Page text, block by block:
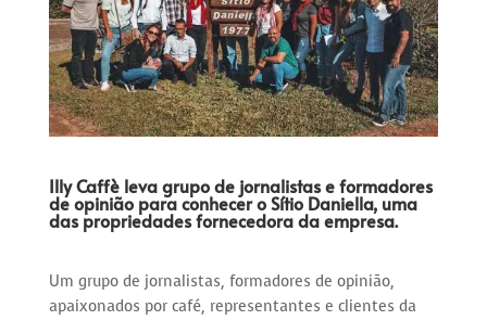
Illy Caffè leva grupo de jornalistas e formadores
de opinião para conhecer o Sítio Daniella, uma
das propriedades fornecedora da empresa.
Um grupo de jornalistas, formadores de opinião,
apaixonados por café, representantes e clientes da